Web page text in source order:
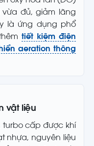
vừa đủ, giảm lãng
là ứng dụng phổ
tiết kiệm điện
aeration thông
vật liệu
turbo cấp được khí
nhựa, nguyên liệu